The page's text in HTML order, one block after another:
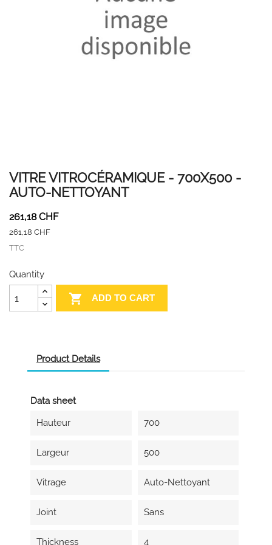
VITRE VITROCÉRAMIQUE - 700X500 -
AUTO-NETTOYANT
261,18 CHF
261,18 CHF
TTC
Quantity
 ADD TO CART
Product Details
Data sheet
Hauteur
700
Largeur 500
Vitrage Auto-Nettoyant
Joint Sans
Thickness 4